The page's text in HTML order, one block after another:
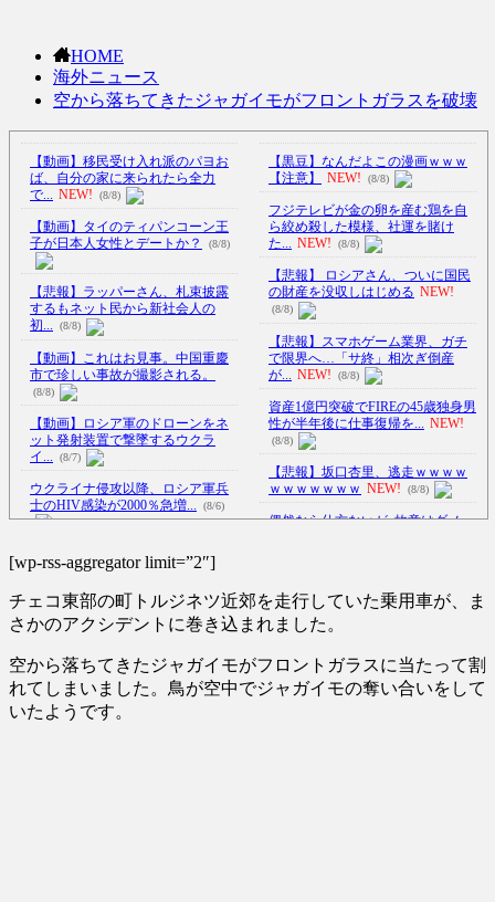
HOME
海外ニュース
空から落ちてきたジャガイモがフロントガラスを破壊
【動画】移民受け入れ派のパヨお
ば、自分の家に来られたら全力
で...
NEW! (8/8)
【動画】タイのティパンコーン王
子が日本人女性とデートか？
(8/8)
【悲報】ラッパーさん、札束披露
するもネット民から新社会人の
初...
(8/8)
【動画】これはお見事。中国重慶
市で珍しい事故が撮影される。
(8/8)
【動画】ロシア軍のドローンをネ
ット発射装置で撃墜するウクラ
イ...
(8/7)
ウクライナ侵攻以降、ロシア軍兵
士のHIV感染が2000％急増...
(8/6)
李在明大統領、日本原爆投下80周
年…「平和の価値をより堅固に...
【悲報】瀬戸環奈がスタイルよす
ぎて一般男性が隣に並ぶとチン
NEW!
AIが自然界にないウイルスを設
計、16種類で増殖を確認…米
ス...
NEW! (8/8)
【黒豆】なんだよこの漫画ｗｗｗ
【注意】
NEW! (8/8)
フジテレビが金の卵を産む鶏を自
ら絞め殺した模様、社運を賭け
た... NEW! (8/8)
【悲報】 ロシアさん、ついに国民
の財産を没収しはじめる NEW!
(8/8)
【悲報】スマホゲーム業界、ガチ
で限界へ…「サ終」相次ぎ倒産
が...
NEW! (8/8)
資産1億円突破でFIREの45歳独身男
性が半年後に仕事復帰を...
NEW!
(8/8)
【悲報】坂口杏里、逃走ｗｗｗｗ
ｗｗｗｗｗｗｗ NEW! (8/8)
偶然なら仕方ないが､故意はダメ…
ったら野生の炊飯器で草 ほか
(8/6)
る現場猫案件 ほか (7/31)
ハードオフに売っていた4万4000円
[wp-rss-aggregator limit=”2″]
チェコ東部の町トルジネツ近郊を走行していた乗用車が、ま
さかのアクシデントに巻き込まれました。
空から落ちてきたジャガイモがフロントガラスに当たって割
れてしまいました。鳥が空中でジャガイモの奪い合いをして
いたようです。